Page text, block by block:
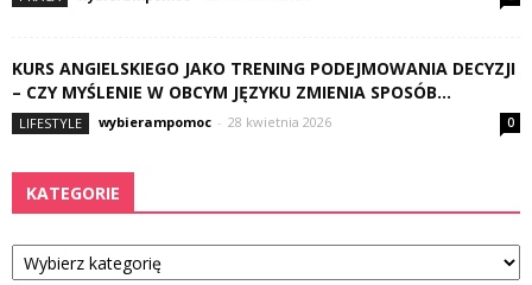
KURS ANGIELSKIEGO JAKO TRENING PODEJMOWANIA DECYZJI
– CZY MYŚLENIE W OBCYM JĘZYKU ZMIENIA SPOSÓB...
LIFESTYLE wybierampomoc - 28 kwietnia 2026 0
KATEGORIE
Kategorie